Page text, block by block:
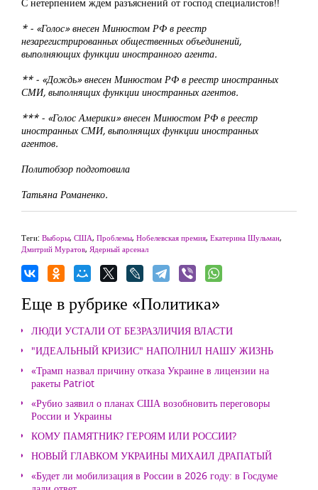
* - «Голос» внесен Минюстом РФ в реестр
незарегистрированных общественных объединений,
выполняющих функции иностранного агента.
** - «Дождь» внесен Минюстом РФ в реестр иностранных
СМИ, выполнящих функции иностранных агентов.
*** - «Голос Америки» внесен Минюстом РФ в реестр
иностранных СМИ, выполнящих функции иностранных
агентов.
Политобзор подготовила
Татьяна Романенко.
Теги: Выборы, США, Проблемы, Нобелевская премия, Екатерина Шульман,
Дмитрий Муратов, Ядерный арсенал
Еще в рубрике «Политика»
ЛЮДИ УСТАЛИ ОТ БЕЗРАЗЛИЧИЯ ВЛАСТИ
"ИДЕАЛЬНЫЙ КРИЗИС" НАПОЛНИЛ НАШУ ЖИЗНЬ
«Трамп назвал причину отказа Украине в лицензии на
ракеты Patriot
«Рубио заявил о планах США возобновить переговоры
России и Украины
КОМУ ПАМЯТНИК? ГЕРОЯМ ИЛИ РОССИИ?
НОВЫЙ ГЛАВКОМ УКРАИНЫ МИХАИЛ ДРАПАТЫЙ
«Будет ли мобилизация в России в 2026 году: в Госдуме